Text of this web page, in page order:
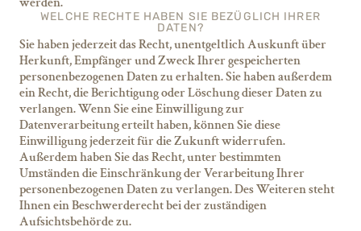
WELCHE RECHTE HABEN SIE BEZÜGLICH IHRER
DATEN?
Sie haben jederzeit das Recht, unentgeltlich Auskunft über
Herkunft, Empfänger und Zweck Ihrer gespeicherten
personenbezogenen Daten zu erhalten. Sie haben außerdem
ein Recht, die Berichtigung oder Löschung dieser Daten zu
verlangen. Wenn Sie eine Einwilligung zur
Datenverarbeitung erteilt haben, können Sie diese
Einwilligung jederzeit für die Zukunft widerrufen.
Außerdem haben Sie das Recht, unter bestimmten
Umständen die Einschränkung der Verarbeitung Ihrer
personenbezogenen Daten zu verlangen. Des Weiteren steht
Ihnen ein Beschwerderecht bei der zuständigen
Aufsichtsbehörde zu.